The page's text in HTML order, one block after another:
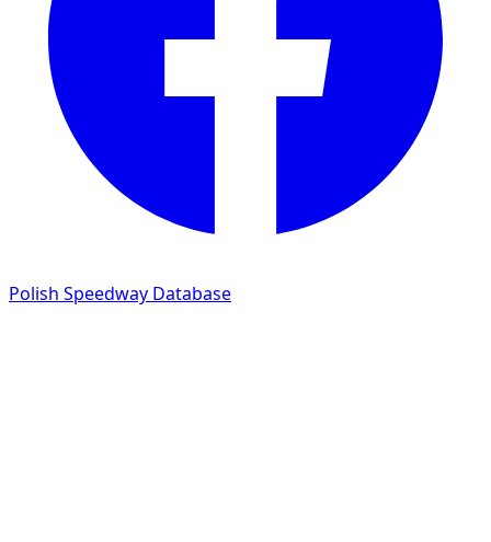
Polish Speedway Database